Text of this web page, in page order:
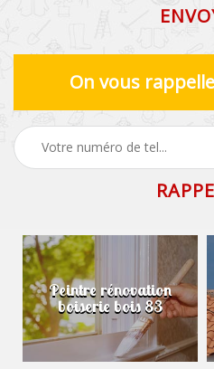
On vous
Peintre rénovation
boiserie bois 83